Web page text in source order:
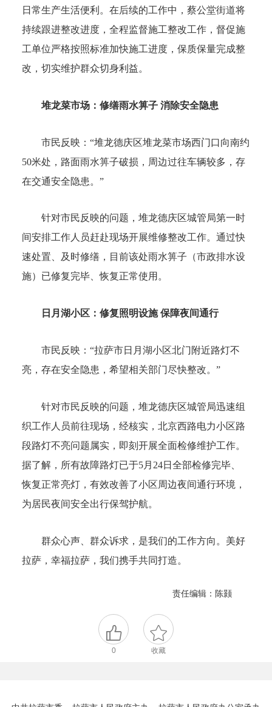
日常生产生活便利。在后续的工作中，蔡公堂街道将
持续跟进整改进度，全程监督施工整改工作，督促施
工单位严格按照标准加快施工进度，保质保量完成整
改，切实维护群众切身利益。
堆龙菜市场：修缮雨水箅子 消除安全隐患
市民反映：“堆龙德庆区堆龙菜市场西门口向南约
50米处，路面雨水箅子破损，周边过往车辆较多，存
在交通安全隐患。”
针对市民反映的问题，堆龙德庆区城管局第一时
间安排工作人员赶赴现场开展维修整改工作。通过快
速处置、及时修缮，目前该处雨水箅子（市政排水设
施）已修复完毕、恢复正常使用。
日月湖小区：修复照明设施 保障夜间通行
市民反映：“拉萨市日月湖小区北门附近路灯不
亮，存在安全隐患，希望相关部门尽快整改。”
针对市民反映的问题，堆龙德庆区城管局迅速组
织工作人员前往现场，经核实，北京西路电力小区路
段路灯不亮问题属实，即刻开展全面检修维护工作。
据了解，所有故障路灯已于5月24日全部检修完毕、
恢复正常亮灯，有效改善了小区周边夜间通行环境，
为居民夜间安全出行保驾护航。
群众心声、群众诉求，是我们的工作方向。美好
拉萨，幸福拉萨，我们携手共同打造。
责任编辑：陈颢
0 收藏